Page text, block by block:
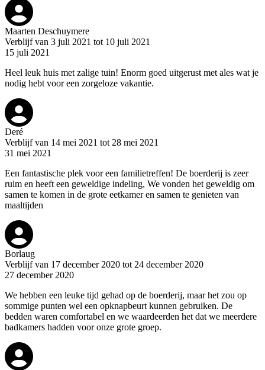
Maarten Deschuymere
Verblijf van 3 juli 2021 tot 10 juli 2021
15 juli 2021
Heel leuk huis met zalige tuin! Enorm goed uitgerust met ales wat je
nodig hebt voor een zorgeloze vakantie.
Deré
Verblijf van 14 mei 2021 tot 28 mei 2021
31 mei 2021
Een fantastische plek voor een familietreffen! De boerderij is zeer
ruim en heeft een geweldige indeling, We vonden het geweldig om
samen te komen in de grote eetkamer en samen te genieten van
maaltijden
Borlaug
Verblijf van 17 december 2020 tot 24 december 2020
27 december 2020
We hebben een leuke tijd gehad op de boerderij, maar het zou op
sommige punten wel een opknapbeurt kunnen gebruiken. De
bedden waren comfortabel en we waardeerden het dat we meerdere
badkamers hadden voor onze grote groep.